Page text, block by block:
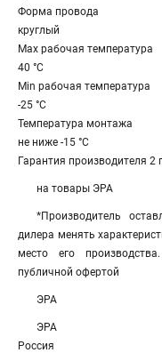
Форма провода
круглый
Max рабочая температура
40 °С
Min рабочая температура
-25 °С
Температура монтажа
не ниже -15 °С
Гарантия производителя 2
на товары ЭРА
*Производитель
дилера менять
место его
публичной офертой
ЭРА
ЭРА
Россия